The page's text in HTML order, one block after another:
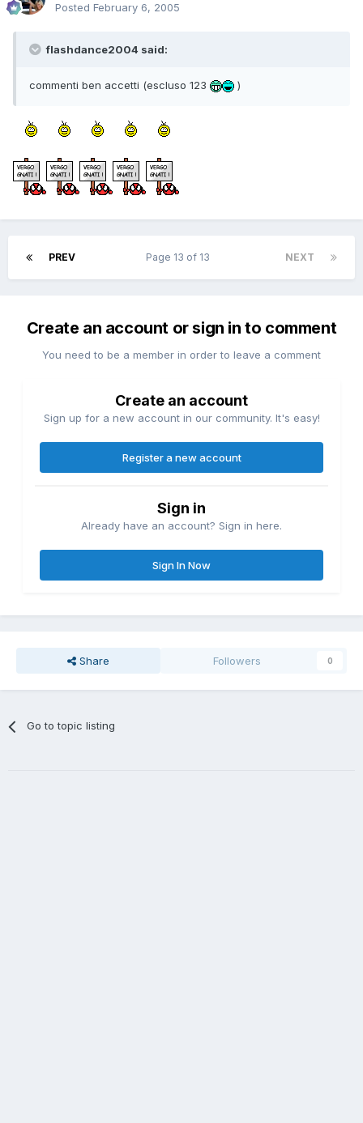
Posted February 6, 2005
flashdance2004 said:
commenti ben accetti (escluso 123 )
PREV NEXT
Page 13 of 13
Create an account or sign in to comment
You need to be a member in order to leave a comment
Create an account
Sign up for a new account in our community. It's easy!
Register a new account
Sign in
Already have an account? Sign in here.
Sign In Now
Share Followers 0
Go to topic listing